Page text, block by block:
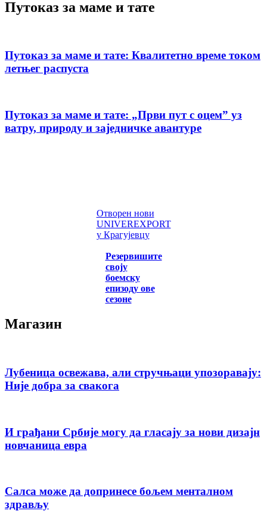
Путоказ за маме и тате
Путоказ за маме и тате: Квалитетно време током
летњег распуста
Путоказ за маме и тате: „Први пут с оцемˮ уз
ватру, природу и заједничке авантуре
Отворен нови
UNIVEREXPORT
у Крагујевцу
Резервишите
своју
боемску
епизоду ове
сезоне
Магазин
Лубеница освежава, али стручњаци упозоравају:
Није добра за свакога
И грађани Србије могу да гласају за нови дизајн
новчаница евра
Салса може да допринесе бољем менталном
здрављу